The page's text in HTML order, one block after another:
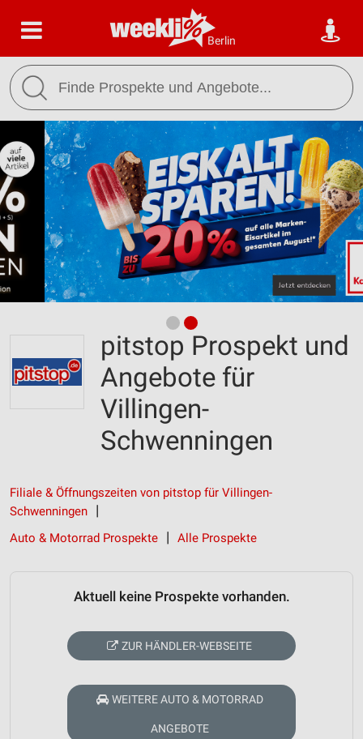
Berlin
pitstop Prospekt und
Angebote für
Villingen-
Schwenningen
Filiale & Öffnungszeiten von pitstop für Villingen-
Schwenningen
Auto & Motorrad Prospekte
Alle Prospekte
Aktuell keine Prospekte vorhanden.
ZUR HÄNDLER-WEBSEITE
WEITERE AUTO & MOTORRAD
ANGEBOTE